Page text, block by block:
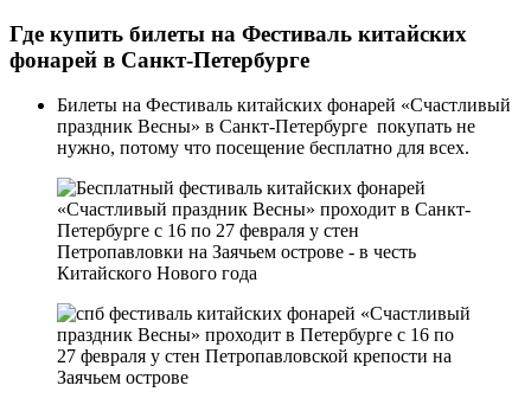
Где купить билеты на Фестиваль китайских
фонарей в Санкт-Петербурге
Билеты на Фестиваль китайских фонарей «Счастливый
праздник Весны» в Санкт-Петербурге покупать не
нужно, потому что посещение бесплатно для всех.